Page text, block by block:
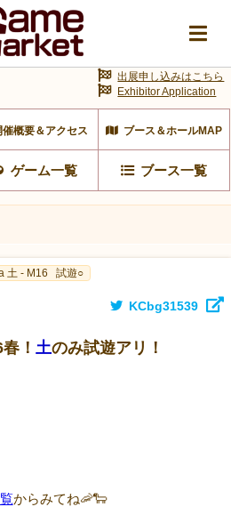
催概要＆アクセス ブース＆ホールMAP
ゲーム一覧 ブース一覧
出展申し込みはこちら
Exhibitor Application
土 - M16 試遊○
KCbg31539
！ 土のみ試遊アリ！
からみてね🦐🐑